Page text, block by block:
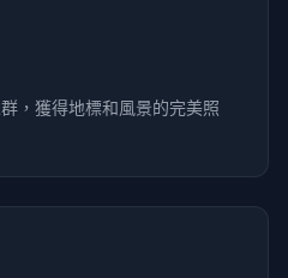
，獲得地標和風景的完美照